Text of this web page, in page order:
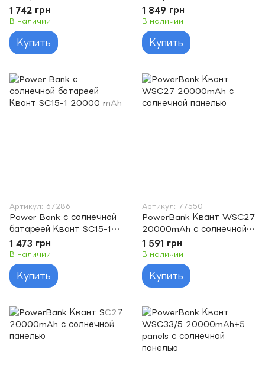
20000 mAh + 1 panel
1 742 грн
В наличии
Купить
20000 mAh
1 849 грн
В наличии
Купить
Артикул: 67286
Power Bank с солнечной
батареей Квант SC15-1
20000 mAh
1 473 грн
В наличии
Купить
Артикул: 77550
PowerBank Квант WSC27
20000mAh с солнечной
панелью
1 591 грн
В наличии
Купить